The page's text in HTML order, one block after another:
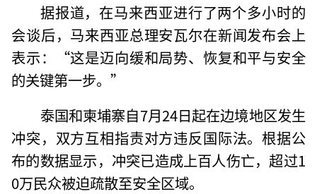
据报道，在马来西亚进行了两个多小时的
会谈后，马来西亚总理安瓦尔在新闻发布会上
表示：“这是迈向缓和局势、恢复和平与安全
的关键第一步。”
泰国和柬埔寨自7月24日起在边境地区发生
冲突，双方互相指责对方违反国际法。根据公
布的数据显示，冲突已造成上百人伤亡，超过1
0万民众被迫疏散至安全区域。